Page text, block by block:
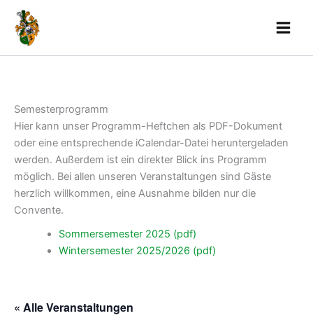
content
Semesterprogramm
Hier kann unser Programm-Heftchen als PDF-Dokument
oder eine entsprechende iCalendar-Datei heruntergeladen
werden. Außerdem ist ein direkter Blick ins Programm
möglich. Bei allen unseren Veranstaltungen sind Gäste
herzlich willkommen, eine Ausnahme bilden nur die
Convente.
Sommersemester 2025 (pdf)
Wintersemester 2025/2026 (pdf)
« Alle Veranstaltungen